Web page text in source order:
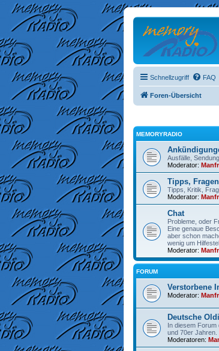
Schnellzugriff FAQ
Foren-Übersicht
MEMORYRADIO
Ausfälle,
Moderator:
Tipps,
Tipps, Kritik,
Moderator:
Chat
Probleme, oder
Eine genaue
aber schon
wenig um
Moderator:
FORUM
Verstorbene
Moderator:
Deutsche
In diesem Forum
und 70er Jahren.
Moderatoren: